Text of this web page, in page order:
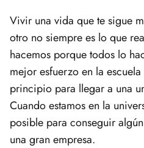
Vivir una vida que te sigue
otro no siempre es lo que
hacemos porque todos lo
mejor esfuerzo en la
principio para llegar a una
Cuando estamos en la
posible para conseguir
una gran empresa.